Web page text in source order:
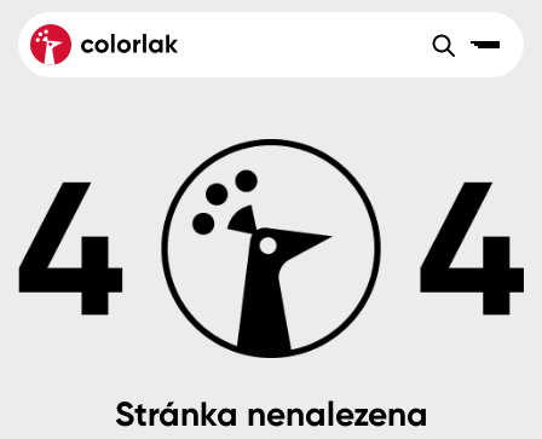
Velkoobchod Sortiment
Aktuality
Reference
O společnosti
Dřevo
Beton, asfalt, minerální podklady
Plast, sklo, keramika
Colorlak Dekor
Colorlak Profi
Colorlak Pta
Stránka nenalezena